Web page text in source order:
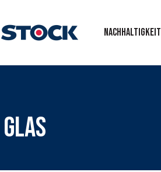
Nachhaltigkeit